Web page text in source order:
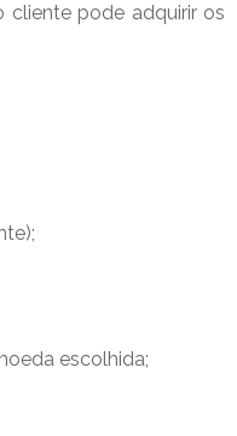
pode adquirir os
escolhida;